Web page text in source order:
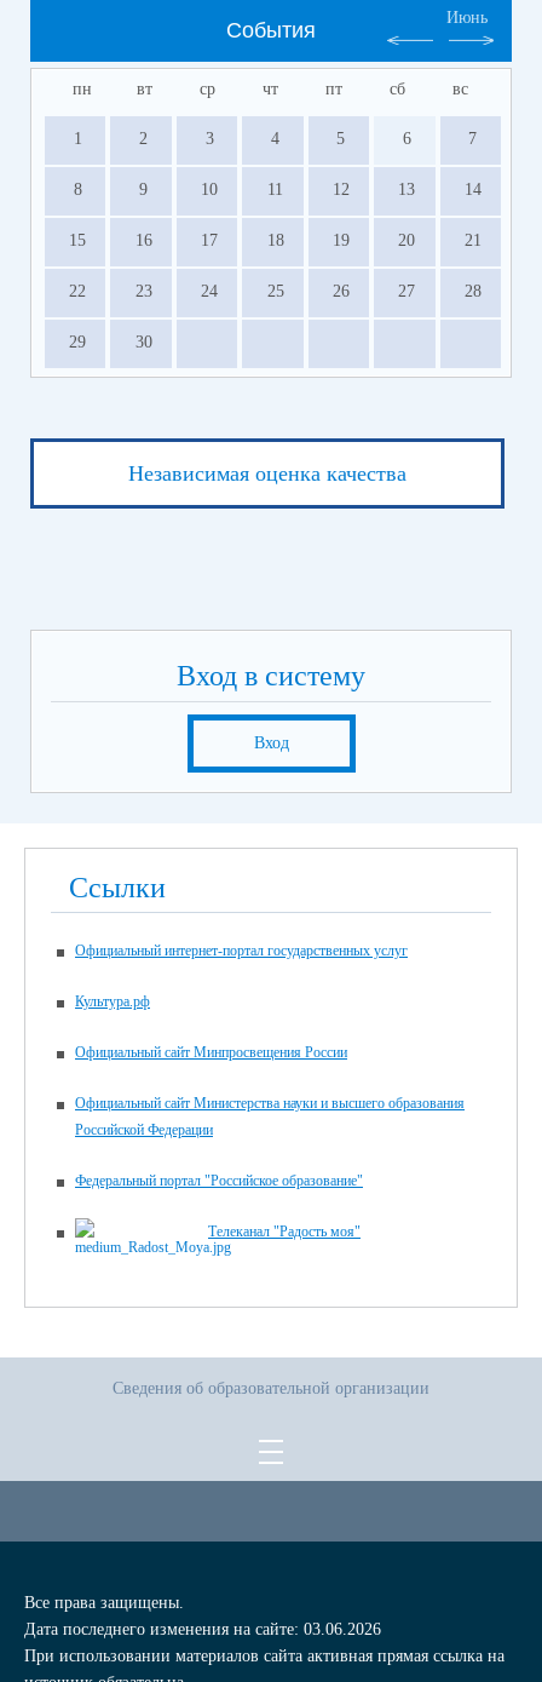
События
Июнь
пн вт ср чт пт сб вс
1 2 3 4 5 6 7
8 9 10 11 12 13 14
15 16 17 18 19 20 21
22 23 24 25 26 27 28
29 30
Независимая оценка качества
Вход в систему
Вход
Ссылки
Официальный интернет-портал государственных услуг
Культура.рф
Официальный сайт Минпросвещения России
Официальный сайт Министерства науки и высшего образования
Российской Федерации
Федеральный портал "Российское образование"
Телеканал "Радость моя"
Сведения об образовательной организации
Все права защищены.
Дата последнего изменения на сайте: 03.06.2026
При использовании материалов сайта активная прямая ссылка на